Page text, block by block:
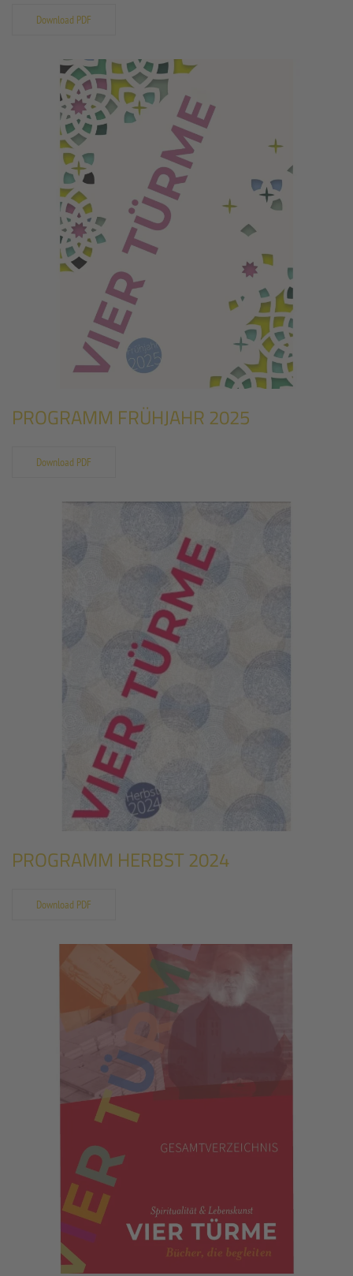
Download PDF
PROGRAMM FRÜHJAHR 2025
Download PDF
PROGRAMM HERBST 2024
Download PDF